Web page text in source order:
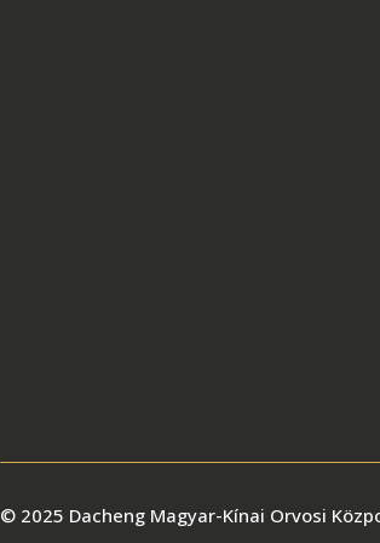
© 2025 Dacheng Magyar-Kínai Orvosi